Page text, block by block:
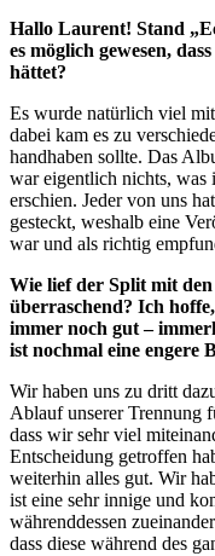
Hallo Laurent! Stand
es möglich gewesen,
hättet?
Es wurde natürlich viel
dabei kam es zu
handhaben sollte. Das
war eigentlich nichts, was
erschien. Jeder von uns
gesteckt, weshalb eine
war und als richtig
Wie lief der Split mit
überraschend? Ich
immer noch gut –
ist nochmal eine engere
Wir haben uns zu dritt
Ablauf unserer Trennung
dass wir sehr viel
Entscheidung getroffen
weiterhin alles gut. Wir
ist eine sehr innige und
währenddessen
dass diese während des